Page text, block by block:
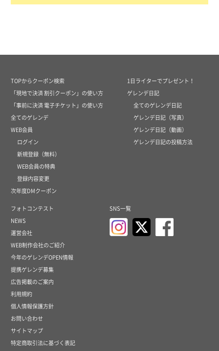
TOPからクーポン検索
「現地で決済 割引クーポン」の使い方
「事前に決済 電子チケット」の使い方
全てのゲレンデ
WEB会員
ログイン
新規登録（無料）
WEB会員の特典
登録内容変更
次年度DMクーポン
1日ライターでプレゼント！
ゲレンデ日記
全てのゲレンデ日記
ゲレンデ日記（写真）
ゲレンデ日記（動画）
ゲレンデ日記の投稿方法
フォトコンテスト
NEWS
運営会社
WEB制作会社のご紹介
今年のゲレンデOPEN情報
提携ゲレンデ募集
広告掲載のご案内
利用規約
個人情報保護方針
お問い合わせ
サイトマップ
特定商取引法に基づく表記
SNS一覧